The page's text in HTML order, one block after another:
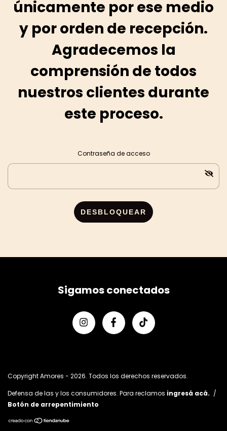
únicamente por ese medio
y por orden de recepción.
Agradecemos la
comprensión de todos
nuestros clientes durante
este proceso.
Contraseña de acceso
DESBLOQUEAR
Sigamos conectados
Copyright Amores - 2026. Todos los derechos reservados.
Defensa de las y los consumidores. Para reclamos ingresá acá. /
Botón de arrepentimiento